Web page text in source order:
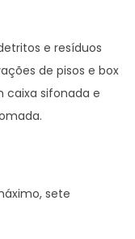
e resíduos
de pisos e box
caixa sifonada e
sete